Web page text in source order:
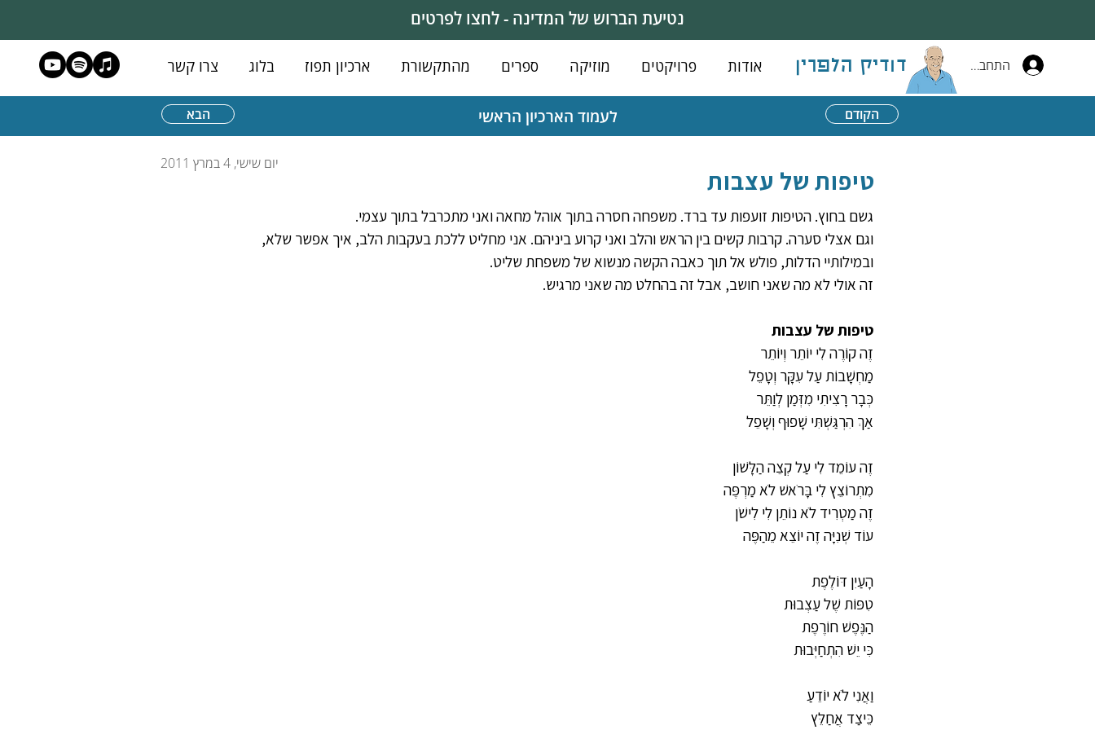
נטיעת הברוש של המדינה - לחצו לפרטים
אודות פרויקטים מוזיקה ספרים מהתקשורת ארכיון תפוז בלוג צרו קשר דודיק הלפרין התחברות
הבא לעמוד הארכיון הראשי הקודם
יום שישי, 4 במרץ 2011
טיפות של עצבות
גשם בחוץ. הטיפות זועפות עד ברד. משפחה חסרה בתוך אוהל מחאה ואני מתכרבל בתוך עצמי.
וגם אצלי סערה. קרבות קשים בין הראש והלב ואני קרוע ביניהם. אני מחליט ללכת בעקבות הלב, איך אפשר שלא,
ובמילותיי הדלות, פולש אל תוך כאבה הקשה מנשוא של משפחת שליט.
זה אולי לא מה שאני חושב, אבל זה בהחלט מה שאני מרגיש.
טיפות של עצבות
זֶה קוֹרֶה לִי יוֹתֵר וְיוֹתֵר
מַחְשָׁבוֹת עַל עִקָּר וְטָפֵל
כְּבָר רָצִיתִי מִזְּמַן לְוַתֵּר
אַךְ הִרְגַּשְׁתִּי שָׁפוּף וְשָׁפֵל
זֶה עוֹמֵד לִי עַל קְצֵה הַלָּשׁוֹן
מִתְרוֹצֵץ לִי בָּרֹאשׁ לֹא מַרְפֶּה
זֶה מַטְרִיד לֹא נוֹתֵן לִי לִישֹׁן
עוֹד שְׁנִיָּה זֶה יוֹצֵא מֵהַפֶּה
הָעַיִן דּוֹלֶפֶת
טִפּוֹת שֶׁל עַצְבוּת
הַנֶּפֶשׁ חוֹרֶפֶת
כִּי יֵשׁ הִתְחַיְּבוּת
וַאֲנִי לֹא יוֹדֵעַ
כֵּיצַד אֲחַלֵּץ